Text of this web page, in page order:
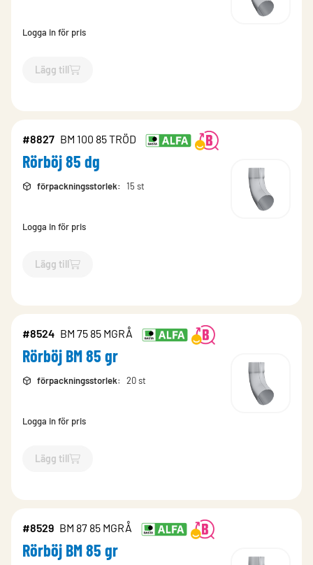
Logga in för pris
Lägg till
`$Lägg till
#8827 BM 100 85 TRÖD
Rörböj 85 dg
förpackningsstorlek: 15 st
Logga in för pris
Lägg till
`$Lägg till
#8524 BM 75 85 MGRÅ
Rörböj BM 85 gr
förpackningsstorlek: 20 st
Logga in för pris
Lägg till
`$Lägg till
#8529 BM 87 85 MGRÅ
Rörböj BM 85 gr